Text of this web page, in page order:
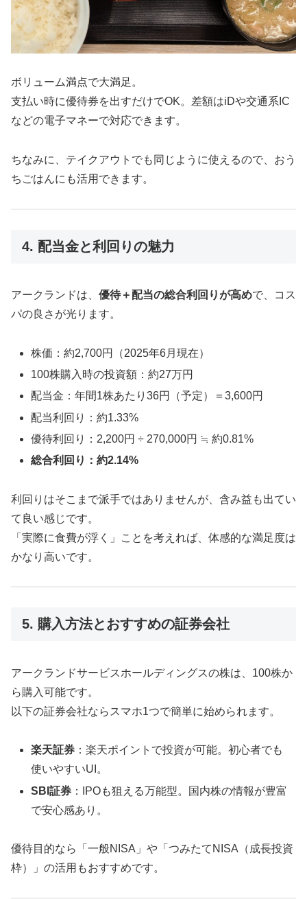
ボリューム満点で大満足。
支払い時に優待券を出すだけでOK。差額はiDや交通系IC
などの電子マネーで対応できます。
ちなみに、テイクアウトでも同じように使えるので、おう
ちごはんにも活用できます。
4. 配当金と利回りの魅力
アークランドは、 優待＋配当の総合利回りが高めで、コス
パの良さが光ります。
株価：約2,700円（2025年6月現在）
100株購入時の投資額：約27万円
配当金：年間1株あたり36円（予定）＝3,600円
配当利回り：約1.33%
優待利回り：2,200円 ÷ 270,000円 ≒ 約0.81%
総合利回り：約2.14%
利回りはそこまで派手ではありませんが、含み益も出てい
て良い感じです。
「実際に食費が浮く」ことを考えれば、体感的な満足度は
かなり高いです。
5. 購入方法とおすすめの証券会社
アークランドサービスホールディングスの株は、100株か
ら購入可能です。
以下の証券会社ならスマホ1つで簡単に始められます。
楽天証券 ：楽天ポイントで投資が可能。初心者でも
使いやすいUI。
SBI証券 ：IPOも狙える万能型。国内株の情報が豊富
で安心感あり。
優待目的なら「一般NISA」や「つみたてNISA（成長投資
枠）」の活用もおすすめです。